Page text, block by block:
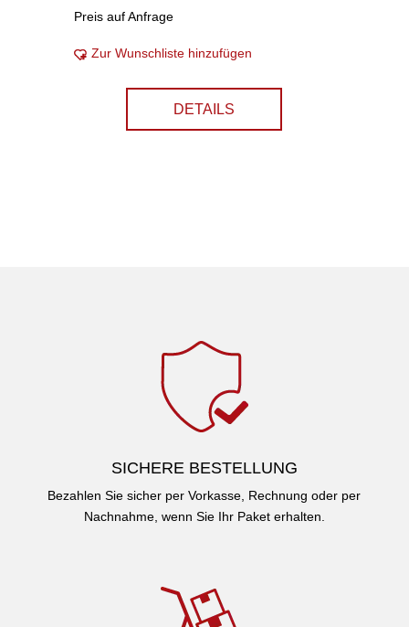
Preis auf Anfrage
Zur Wunschliste hinzufügen
DETAILS
SICHERE BESTELLUNG
Bezahlen Sie sicher per Vorkasse, Rechnung oder per
Nachnahme, wenn Sie Ihr Paket erhalten.